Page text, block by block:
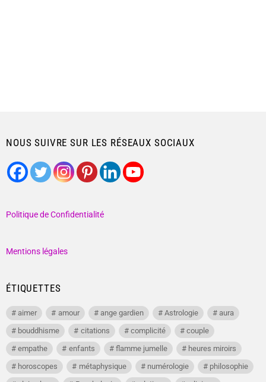
NOUS SUIVRE SUR LES RÉSEAUX SOCIAUX
Politique de Confidentialité
Mentions légales
ÉTIQUETTES
aimer amour ange gardien Astrologie
aura
bouddhisme
citations complicité
couple
empathe
enfants flamme jumelle
heures miroirs
horoscopes
métaphysique numérologie
philosophie